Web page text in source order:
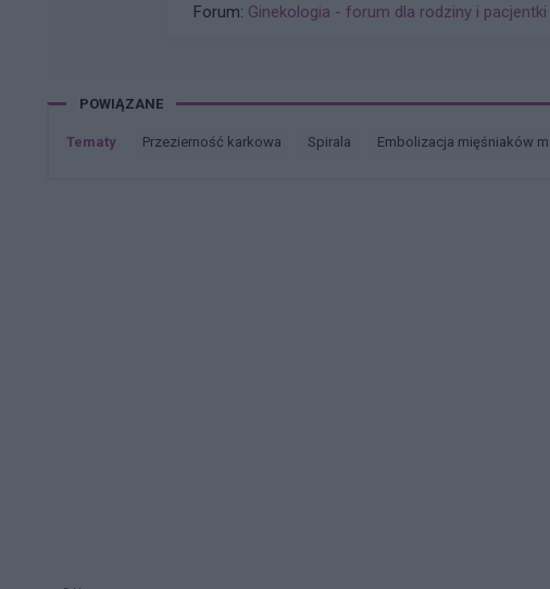
Forum: Ginekologia - forum dla rodziny i pacjentki
POWIĄZANE
Tematy przezierność karkowa spirala embolizacja mięśniaków